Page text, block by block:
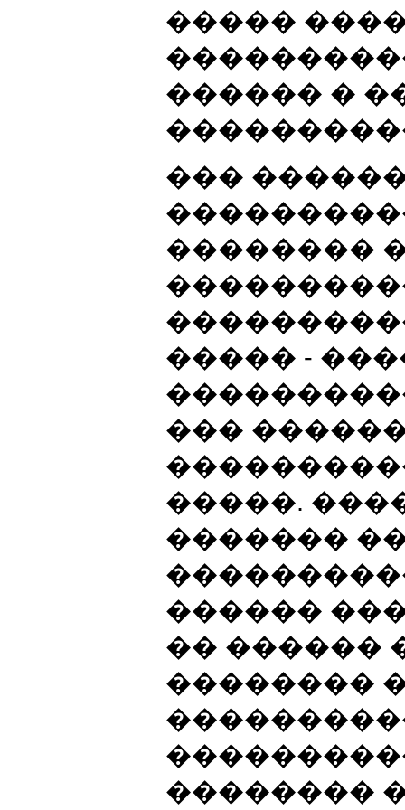
�����
������ �
���
��������
����� -
���
�����.
�������
������
�� ������
��������
��������